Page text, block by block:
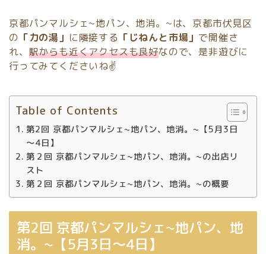
京都パンマルシェ~地パン、地消。~は、京都市伏見区
の 「力の湯」 に隣接する 「じねんと市場」 で開催さ
れ、 駅からも近くアクセスも良好なので、是非遊びに
行ってみてくださいね✌
Table of Contents
第2回 京都パンマルシェ~地パン、地消。~【5月3日
～4日】
第２回 京都パンマルシェ~地パン、地消。~の出店リ
スト
第２回 京都パンマルシェ~地パン、地消。~の概要
第2回 京都パンマルシェ~地パン、地
消。~【5月3日～4日】